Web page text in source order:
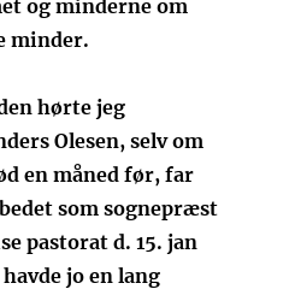
og minderne om
minder.
hørte jeg
Olesen, selv om
en måned før, far
som sognepræst
pastorat d. 15. jan
jo en lang